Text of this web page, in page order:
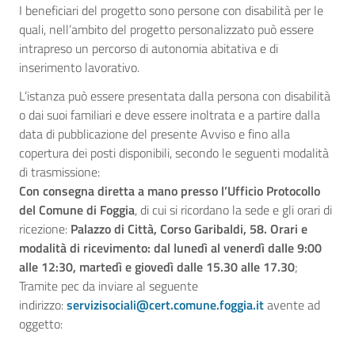
I beneficiari del progetto sono persone con disabilità per le
quali, nell’ambito del progetto personalizzato può essere
intrapreso un percorso di autonomia abitativa e di
inserimento lavorativo.
L’istanza può essere presentata dalla persona con disabilità
o dai suoi familiari e deve essere inoltrata e a partire dalla
data di pubblicazione del presente Avviso e fino alla
copertura dei posti disponibili, secondo le seguenti modalità
di trasmissione:
Con consegna diretta a mano presso l’Ufficio Protocollo
del Comune di Foggia, di cui si ricordano la sede e gli orari di
ricezione: Palazzo di Città, Corso Garibaldi, 58. Orari e
modalità di ricevimento: dal lunedì al venerdì dalle 9:00
alle 12:30, martedì e giovedì dalle 15.30 alle 17.30;
Tramite pec da inviare al seguente
indirizzo:servizisociali@cert.comune.foggia.itavente ad
oggetto: